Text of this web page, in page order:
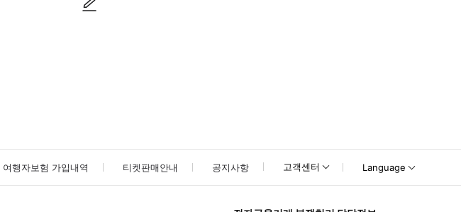
여행자보험 가입내역 티켓판매안내 공지사항 고객센터 Language